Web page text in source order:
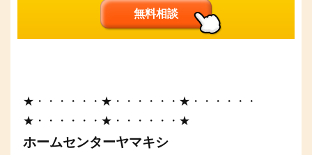
無料相談
★・・・・・・★・・・・・・★・・・・・・
★・・・・・・★・・・・・・★
ホームセンターヤマキシ